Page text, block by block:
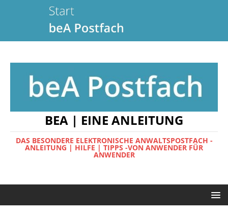
BEA | EINE ANLEITUNG
DAS BESONDERE ELEKTRONISCHE ANWALTSPOSTFACH -
ANLEITUNG | HILFE | TIPPS -VON ANWENDER FÜR
ANWENDER